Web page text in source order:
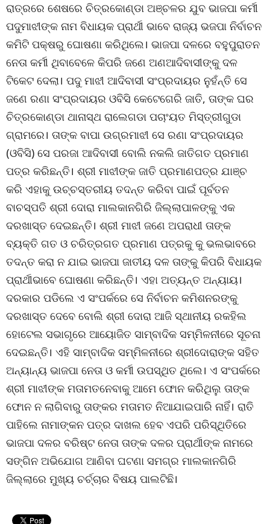
ରାତ୍ରରେ ଶେଷରେ ଚିତ୍ରକୋଣ୍ଡା ଅଞ୍ଚଳର ଯୁବ ଭାଜପା କର୍ମୀ
ପଦୁମାଝୀଙ୍କ ନାମ ବିଧାୟକ ପ୍ରାର୍ଥୀ ଭାବେ ରାଜ୍ୟ ଭଜପା ନିର୍ବାଚନ
କମିଟି ପକ୍ଷରୁ ଘୋଷଣା କରିଥିଲେ। ଭାଜପା ଦଳରେ ବହୁପୁରାତନ
ନେତା କର୍ମୀ ଥିବାବେଳେ କିପରି ଜଣେ ଅଣଆଦିବାସୀଙ୍କୁ ଦଳ
ଟିକେଟ ଦେଲା। ପଦୁ ମାଝୀ ଆଦିବାସୀ ସଂପ୍ରଦାୟର ନୁହଁନ୍ତି ସେ
ଜଣେ ରଣା ସଂପ୍ରଦାୟର ଓବିସି କେଟେଗେରି ଜାତି, ତାଙ୍କ ଘର
ଚିତ୍ରକୋଣ୍ଡା ଥାନାସ୍ଥ ରାଲେଗଡା ପଚାଂୟତ ମିସ୍ତ୍ରୀଗୁଡା
ଗ୍ରାମରେ। ତାଙ୍କ ବାପା ଉଗ୍ରମାଝୀ ସେ ରଣା ସଂପ୍ରଦାୟର
(ଓବିସି) ସେ ପରଜା ଆଦିବାସୀ ବୋଲି ନକଲି ଜାତିଗତ ପ୍ରମାଣ
ପତ୍ର କରିଛନ୍ତି। ଶ୍ରୀ ମାଝୀଙ୍କ ଜାତି ପ୍ରମାଣପତ୍ର ଯାଞ୍ଚ
କରି ଏହାକୁ ଉଚ୍ଚସ୍ତରୀୟ ତଦନ୍ତ କରିବା ପାଇଁ ପୂର୍ବତନ
ବାଚସ୍ପତି ଶ୍ରୀ ଦୋରା ମାଲକାନଗିରି ଜିଲ୍ଲାପାଳଙ୍କୁ ଏକ
ଦରଖାସ୍ତ ଦେଇଛନ୍ତି। ଶ୍ରୀ ମାଝୀ ଜଣେ ଅପରାଧୀ ତାଙ୍କ
ବ୍ୟକ୍ତି ଗତ ଓ ଚରିତ୍ରଗତ ପ୍ରମାଣ ପତ୍ରକୁ କୁ ଭଲଭାବରେ
ତଦନ୍ତ କରା ନ ଯାଇ ଭାଜପା ଜାତୀୟ ଦଳ ତାଙ୍କୁ କିପରି ବିଧାୟକ
ପ୍ରାର୍ଥୀଭାବେ ଘୋଷଣା କରିଛନ୍ତି। ଏହା ଅତ୍ୟନ୍ତ ଅନ୍ୟାୟ।
ଦରକାର ପଡିଲେ ଏ ସଂପର୍କରେ ସେ ନିର୍ବାଚନ କମିଶନରଙ୍କୁ
ଦରଖାସ୍ତ ଦେବେ ବୋଲି ଶ୍ରୀ ଦୋରା ଆଜି ସ୍ଥାନୀୟ ରକହିଲ
ହୋଟେଲ ସଭାଗୃରେ ଆୟୋଜିତ ସାମ୍ବାଦିକ ସମ୍ମିଳନୀରେ ସୂଚନା
ଦେଇଛନ୍ତି। ଏହି ସାମ୍ବାଦିକ ସମ୍ମିଳନୀରେ ଶ୍ରୀଦୋରାଙ୍କ ସହିତ
ଅନ୍ୟାନ୍ୟ ଭାଜପା ନେତା ଓ କର୍ମୀ ଉପସ୍ଥିତ ଥିଲେ। ଏ ସଂପର୍କରେ
ଶ୍ରୀ ମାଝୀଙ୍କ ମତାମତନେବାକୁ ଆମେ ଫୋନ କରିଥିଲୁ ତାଙ୍କ
ଫୋନ ନ ଲାଗିବାରୁ ତାଙ୍କର ମତାମତ ନିଆଯାଇପାରି ନାହିଁ। ରାତି
ପାହିଲେ ନାମାଙ୍କନ ପତ୍ର ଦାଖଲ ହେବ ଏପରି ପରିସ୍ଥିତିରେ
ଭାଜପା ଦଳର ବରିଷ୍ଟ ନେତା ତାଙ୍କ ଦଳର ପ୍ରାର୍ଥୀଙ୍କ ନାମରେ
ସଙ୍ଗିନ ଅଭିଯୋଗ ଆଣିବା ଘଟଣା ସମଗ୍ର ମାଲକାନଗିରି
ଜିଲ୍ଲାରେ ମୁଖ୍ୟ ଚର୍ଚ୍ଚାର ବିଷୟ ପାଲଟିଛି।